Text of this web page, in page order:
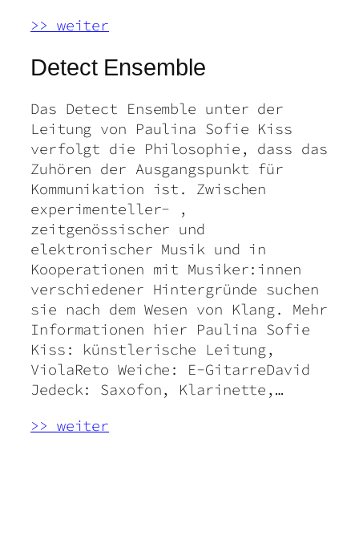
>> weiter
Detect Ensemble
Das Detect Ensemble unter der
Leitung von Paulina Sofie Kiss
verfolgt die Philosophie, dass das
Zuhören der Ausgangspunkt für
Kommunikation ist. Zwischen
experimenteller- ,
zeitgenössischer und
elektronischer Musik und in
Kooperationen mit Musiker:innen
verschiedener Hintergründe suchen
sie nach dem Wesen von Klang. Mehr
Informationen hier Paulina Sofie
Kiss: künstlerische Leitung,
ViolaReto Weiche: E-GitarreDavid
Jedeck: Saxofon, Klarinette,…
>> weiter